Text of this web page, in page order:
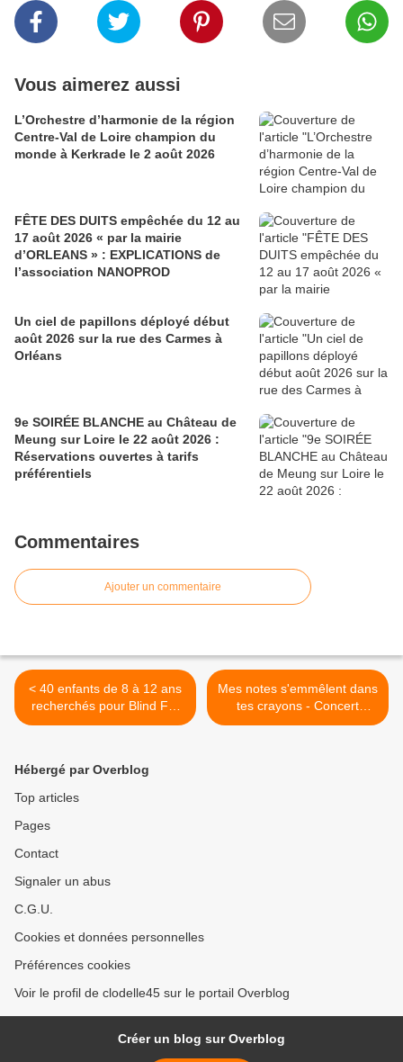
Vous aimerez aussi
L’Orchestre d’harmonie de la région
Centre-Val de Loire champion du
monde à Kerkrade le 2 août 2026
FÊTE DES DUITS empêchée du 12 au
17 août 2026 « par la mairie
d’ORLEANS » : EXPLICATIONS de
l’association NANOPROD
Un ciel de papillons déployé début
août 2026 sur la rue des Carmes à
Orléans
9e SOIRÉE BLANCHE au Château de
Meung sur Loire le 22 août 2026 :
Réservations ouvertes à tarifs
préférentiels
Commentaires
Ajouter un commentaire
< 40 enfants de 8 à 12 ans
recherchés pour Blind For
Kids d’Erwan Keravec à la
jusqu'au 28 avril 2019
Mes notes s'emmêlent dans
tes crayons - Concert
performance avec
Hébergé par Overblog
Top articles
Pages
Contact
Signaler un abus
C.G.U.
Cookies et données personnelles
Préférences cookies
Voir le profil de clodelle45 sur le portail Overblog
Créer un blog sur Overblog